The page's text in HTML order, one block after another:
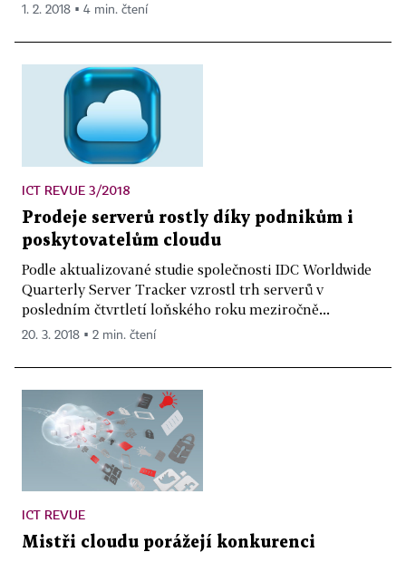
1. 2. 2018 ▪ 4 min. čtení
ICT REVUE 3/2018
Prodeje serverů rostly díky podnikům i
poskytovatelům cloudu
Podle aktualizované studie společnosti IDC Worldwide
Quarterly Server Tracker vzrostl trh serverů v
posledním čtvrtletí loňského roku meziročně...
20. 3. 2018 ▪ 2 min. čtení
ICT REVUE
Mistři cloudu porážejí konkurenci